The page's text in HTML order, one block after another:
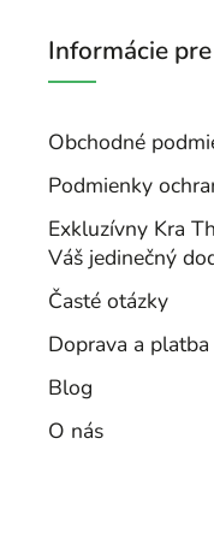
Informácie
Obchodné
Podmienky
Exkluzívny Kra
Váš jedinečný
Časté otázky
Doprava a platba
Blog
O nás